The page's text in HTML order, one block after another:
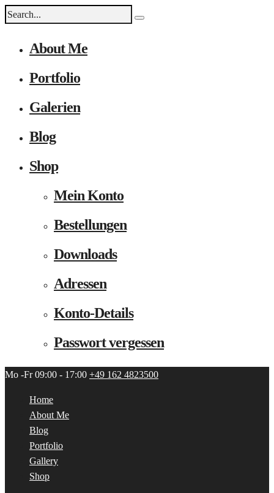
About Me
Portfolio
Galerien
Blog
Shop
Mein Konto
Bestellungen
Downloads
Adressen
Konto-Details
Passwort vergessen
Mo -Fr 09:00 - 17:00 +49 162 4823500
Home
About Me
Blog
Portfolio
Gallery
Shop